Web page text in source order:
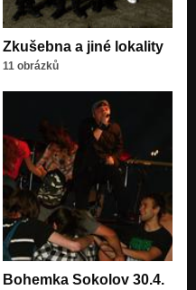
Zkušebna a jiné lokality
11 obrázků
Bohemka Sokolov 30.4.